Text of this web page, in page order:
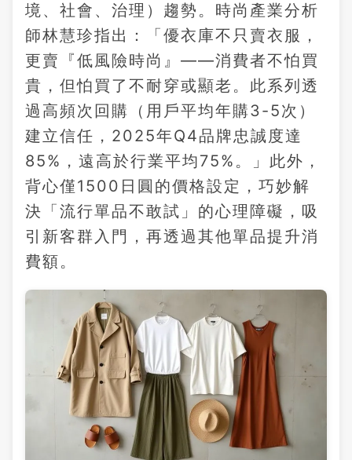
境、社會、治理）趨勢。時尚產業分析
師林慧珍指出：「優衣庫不只賣衣服，
更賣『低風險時尚』——消費者不怕買
貴，但怕買了不耐穿或顯老。此系列透
過高頻次回購（用戶平均年購3-5次）
建立信任，2025年Q4品牌忠誠度達
85%，遠高於行業平均75%。」此外，
背心僅1500日圓的價格設定，巧妙解
決「流行單品不敢試」的心理障礙，吸
引新客群入門，再透過其他單品提升消
費額。